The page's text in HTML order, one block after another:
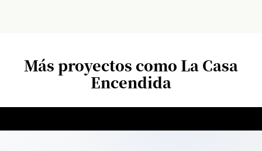
Más proyectos como La Casa
Encendida